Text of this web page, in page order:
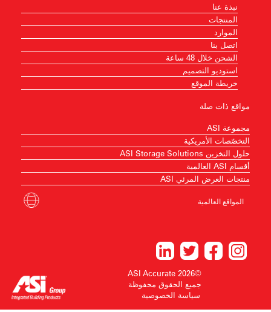
نبذة عنا
المنتجات
الموارد
اتصل بنا
الشحن خلال 48 ساعة
استوديو التصميم
خريطة الموقع
مواقع ذات صلة
مجموعة ASI
التخصّصات الأمريكية
حلول التخزين ASI Storage Solutions
أقسام ASI العالمية
منتجات العرض المرئي ASI
المواقع العالمية
©2026 ASI Accurate
جميع الحقوق محفوظة
سياسة الخصوصية